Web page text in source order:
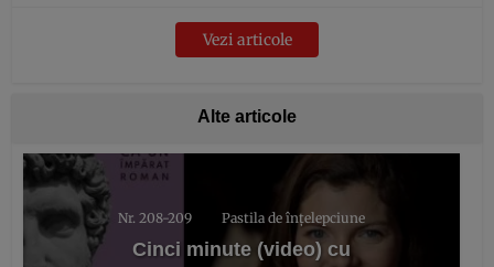
Vezi articole
Alte articole
Nr. 208-209 Pastila de înțelepciune
Cinci minute (video) cu